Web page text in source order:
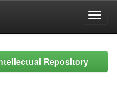
Repository